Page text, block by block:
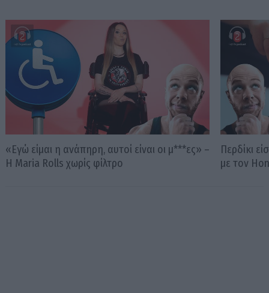
«Εγώ είμαι η ανάπηρη, αυτοί είναι οι μ***ες» –
Η Maria Rolls χωρίς φίλτρο
Περδίκι
με τον